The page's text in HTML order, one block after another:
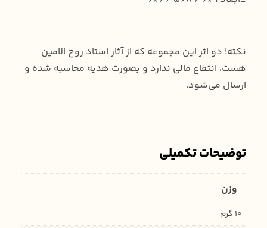
نکته! دو اثر این مجموعه که از آثار استاد روح الامین
هست، انتفاع مالی ندارد و بصورت هدیه محاسبه شده و
ارسال می‌شود.
توضیحات تکمیلی
وزن
10 گرم